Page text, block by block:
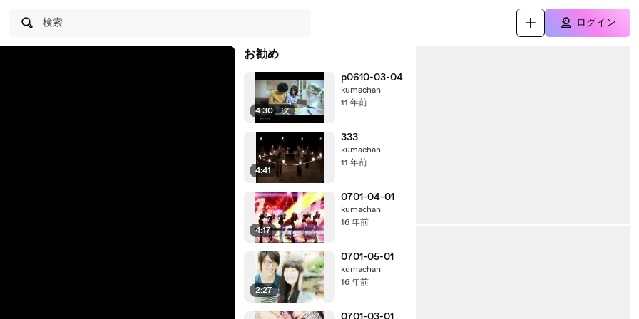
検索 ログイン
お勧め
4:30 | 次
p0610-03-04
kumachan
11 年前
4:41
333
kumachan
11 年前
4:17
0701-04-01
kumachan
16 年前
2:27
0701-05-01
kumachan
16 年前